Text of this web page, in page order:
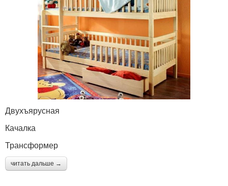
Двухъярусная
Качалка
Трансформер
читать дальше →